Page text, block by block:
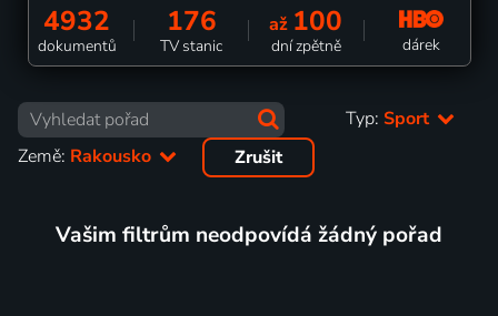
4932
dokumentů
176
TV stanic
až 100
dní zpětně dárek
Typ: Sport
Země: Rakousko Zrušit
Vašim filtrům neodpovídá žádný pořad